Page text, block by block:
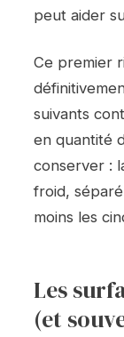
peut aider
Ce premier
suivants
en quantité
conserver :
froid,
moins les
Les
(et